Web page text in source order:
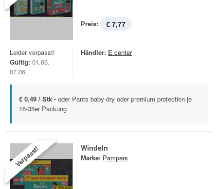
Preis: € 7,77
Leider verpasst!
Gültig: 01.06. -
07.06.
Händler: E center
€ 0,49 / Stk - oder Pants baby-dry oder premium protection je
16-35er Packung
Verpasst! Windeln
Marke: Pampers